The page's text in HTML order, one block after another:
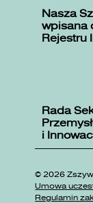
Nasza
wpisana
Rejestru
Rada
i
© 2026
Umowa
Regulamin